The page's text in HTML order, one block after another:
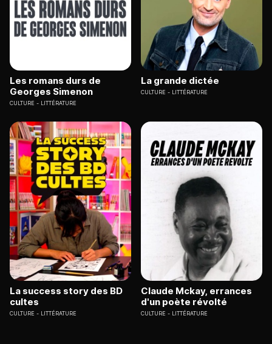
Les romans durs de
Georges Simenon
CULTURE LITTÉRATURE
La grande dictée
CULTURE LITTÉRATURE
La success story des BD
cultes
CULTURE LITTÉRATURE
Claude Mckay, errances
d'un poète révolté
CULTURE LITTÉRATURE